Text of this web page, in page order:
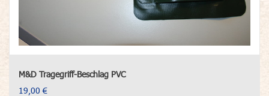
M&D Tragegriff-Beschlag PVC
19,00 €